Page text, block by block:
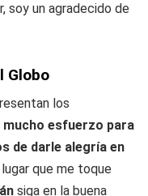
soy un agradecido de
Globo
los
mucho esfuerzo para
de darle alegría en
que me toque
siga en la buena